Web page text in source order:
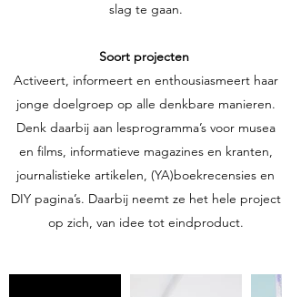
slag te gaan.
Soort projecten
Activeert, informeert en enthousiasmeert haar
jonge doelgroep op alle denkbare manieren.
Denk daarbij aan lesprogramma’s voor musea
en films, informatieve magazines en kranten,
journalistieke artikelen, (YA)boekrecensies en
DIY pagina’s. Daarbij neemt ze het hele project
op zich, van idee tot eindproduct.